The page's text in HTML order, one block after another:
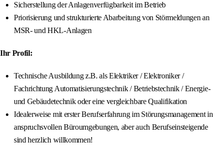
Sicherstellung der Anlagenverfügbarkeit im Betrieb
Priorisierung und strukturierte Abarbeitung von Störmeldungen an
MSR- und HKL-Anlagen
Ihr Profil:
Technische Ausbildung z.B. als Elektriker / Elektroniker /
Fachrichtung Automatisierungstechnik / Betriebstechnik / Energie-
und Gebäudetechnik oder eine vergleichbare Qualifikation
Idealerweise mit erster Berufserfahrung im Störungsmanagement in
anspruchsvollen Büroumgebungen, aber auch Berufseinsteigende
sind herzlich willkommen!